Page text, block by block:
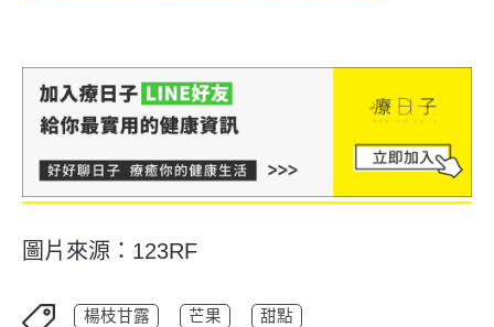
圖片來源：123RF
楊枝甘露 芒果 甜點